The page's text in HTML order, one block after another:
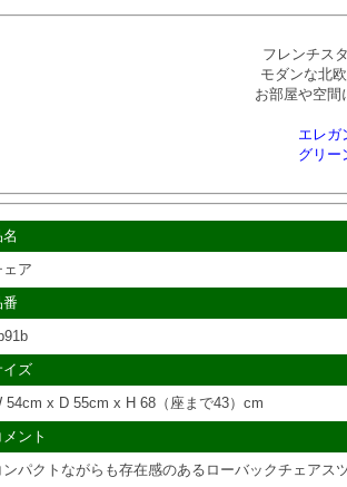
フレンチス
モダンな北
お部屋や空間
エレガ
グリー
ェア
番
イズ
54cm x D 55cm x H 68（座まで43）cm
ント
ンパクトながらも存在感のあるローバックチェアスツ